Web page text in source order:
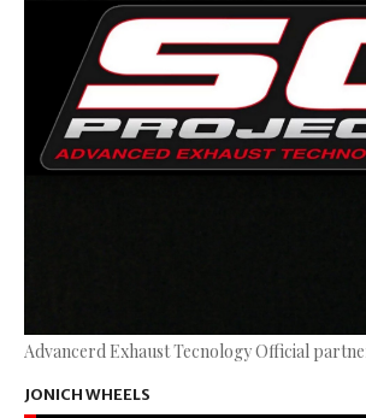
Advancerd Exhaust Tecnology Official
JONICH WHEELS